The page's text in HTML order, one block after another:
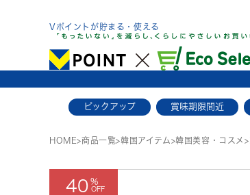
Vポイントが貯まる・使える
ピックアップ 賞味期限間近
HOME>商品一覧>韓国アイテム >韓国美容・コスメ>
40